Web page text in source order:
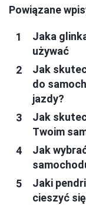
Powiązane
Jaka
używać
Jak
do
jazdy?
Jak
Twoim
Jak
Jaki
cieszyć